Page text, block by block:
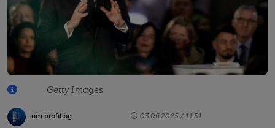
Getty Images
от profit.bg 03.06.2025 / 11:51